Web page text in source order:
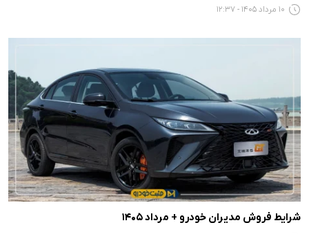
10 مرداد 1405 - 12:37
شرایط فروش مدیران خودرو + مرداد 1405